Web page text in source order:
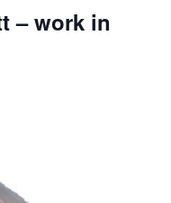
– work in